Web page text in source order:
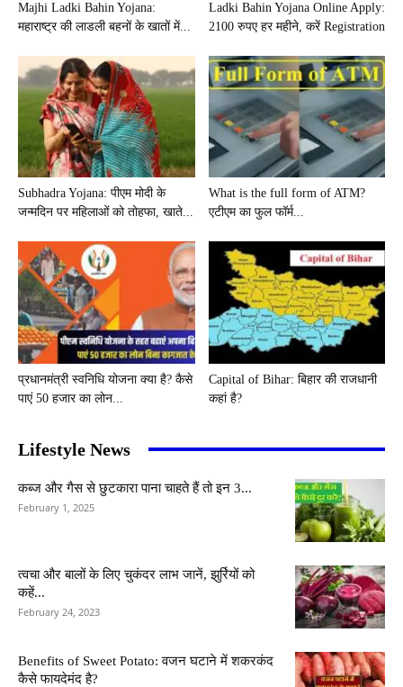
Majhi Ladki Bahin Yojana:
महाराष्ट्र की लाडली बहनों के खातों में...
Ladki Bahin Yojana Online Apply:
2100 रुपए हर महीने, करें Registration
Subhadra Yojana: पीएम मोदी के
जन्मदिन पर महिलाओं को तोहफा, खाते...
What is the full form of ATM?
एटीएम का फुल फॉर्म...
प्रधानमंत्री स्वनिधि योजना क्या है? कैसे
पाएं 50 हजार का लोन...
Capital of Bihar: बिहार की राजधानी
कहां है?
Lifestyle News
कब्ज और गैस से छुटकारा पाना चाहते हैं तो इन 3...
February 1, 2025
त्वचा और बालों के लिए चुकंदर लाभ जानें, झुर्रियों को
कहें...
February 24, 2023
Benefits of Sweet Potato: वजन घटाने में शकरकंद
कैसे फायदेमंद है?